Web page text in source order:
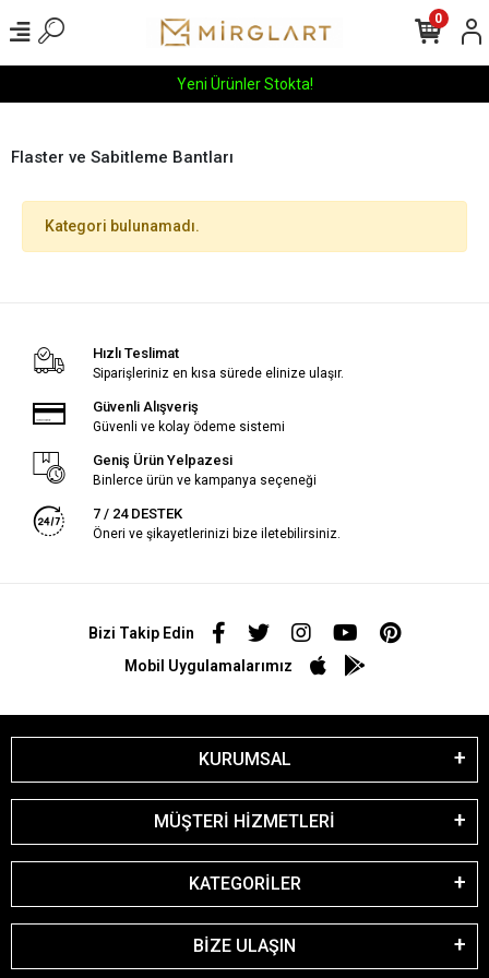
Yeni Ürünler Stokta!
0
Flaster ve Sabitleme Bantları
Kategori bulunamadı.
Hızlı Teslimat
Siparişleriniz en kısa sürede elinize ulaşır.
Güvenli Alışveriş
Güvenli ve kolay ödeme sistemi
Geniş Ürün Yelpazesi
Binlerce ürün ve kampanya seçeneği
7 / 24 DESTEK
Öneri ve şikayetlerinizi bize iletebilirsiniz.
Bizi Takip Edin
Mobil Uygulamalarımız
KURUMSAL
MÜŞTERİ HİZMETLERİ
KATEGORİLER
BİZE ULAŞIN